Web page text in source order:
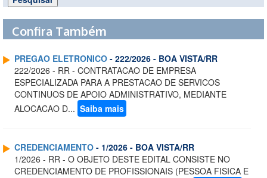
Confira Também
PREGAO ELETRONICO - 222/2026 - BOA VISTA/RR
222/2026 - RR - CONTRATACAO DE EMPRESA
ESPECIALIZADA PARA A PRESTACAO DE SERVICOS
CONTINUOS DE APOIO ADMINISTRATIVO, MEDIANTE
ALOCACAO D... Saiba mais
CREDENCIAMENTO - 1/2026 - BOA VISTA/RR
1/2026 - RR - O OBJETO DESTE EDITAL CONSISTE NO
CREDENCIAMENTO DE PROFISSIONAIS (PESSOA FISICA E